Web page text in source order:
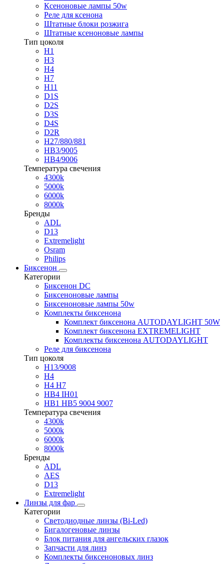
Ксеноновые лампы 50w
Реле для ксенона
Штатные блоки розжига
Штатные ксеноновые лампы
Тип цоколя
H1
H3
H4
H7
H11
D1S
D2S
D3S
D4S
D2R
H27/880/881
HB3/9005
HB4/9006
Температура свечения
4300k
5000k
6000k
8000k
Бренды
ADL
D13
Extremelight
Osram
Philips
Биксенон
Категории
Биксенон DC
Биксеноновые лампы
Биксеноновые лампы 50w
Комплекты биксенона
Комплект биксенона AUTODAYLIGHT 50W
Комплект биксенона EXTREMELIGHT
Комплекты биксенона AUTODAYLIGHT
Реле для биксенона
Тип цоколя
H13/9008
H4
H4 H7
HB4 IH01
HB1 HB5 9004 9007
Температура свечения
4300k
5000k
6000k
8000k
Бренды
ADL
AES
D13
Extremelight
Линзы для фар
Категории
Светодиодные линзы (Bi-Led)
Бигалогеновые линзы
Блок питания для ангельских глазок
Запчасти для линз
Комплекты биксеноновых линз